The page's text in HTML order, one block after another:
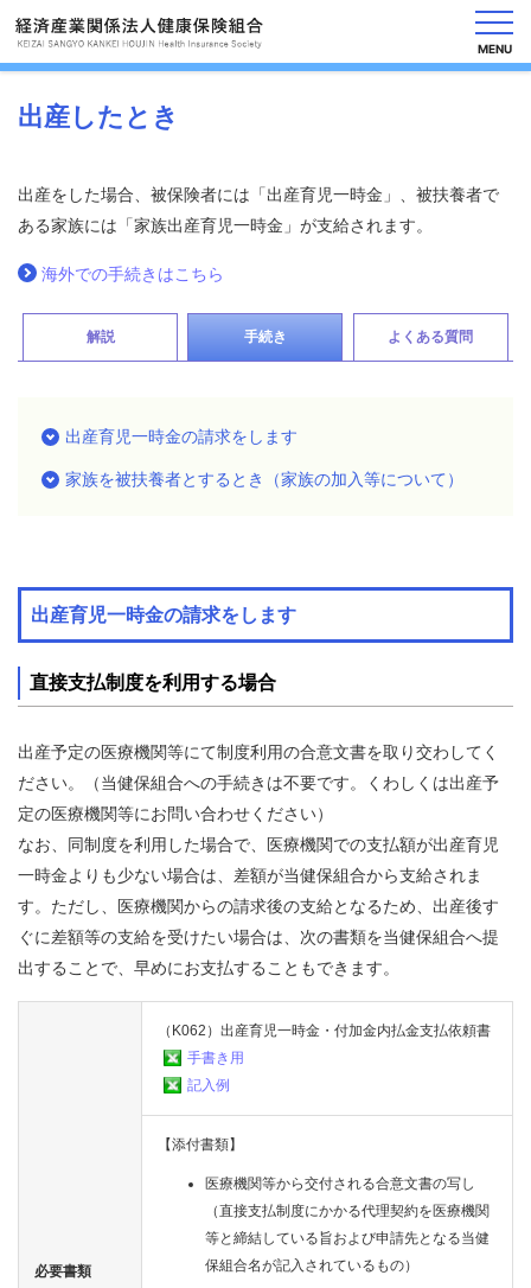
MENU
保
の
し
み
保
海
外
で
健
康
険
各
手
続
き
申
請
組
合
出産したとき
出産をした場合、被保険者には「出産育児一時金」、被扶養者で
ある家族には「家族出産育児一時金」が支給されます。
海外での手続きはこちら
解説 手続き よくある質問
出産育児一時金の請求をします
家族を被扶養者とするとき（家族の加入等について）
出産育児一時金の請求をします
直接支払制度を利用する場合
出産予定の医療機関等にて制度利用の合意文書を取り交わしてく
ださい。（当健保組合への手続きは不要です。くわしくは出産予
定の医療機関等にお問い合わせください）
なお、同制度を利用した場合で、医療機関での支払額が出産育児
一時金よりも少ない場合は、差額が当健保組合から支給されま
す。ただし、医療機関からの請求後の支給となるため、出産後す
ぐに差額等の支給を受けたい場合は、次の書類を当健保組合へ提
出することで、早めにお支払することもできます。
必要書類
（K062）出産育児一時金・付加金内払金支払依頼書
手書き用
記入例
【添付書類】
医療機関等から交付される合意文書の写し
（直接支払制度にかかる代理契約を医療機関
等と締結している旨および申請先となる当健
保組合名が記入されているもの）